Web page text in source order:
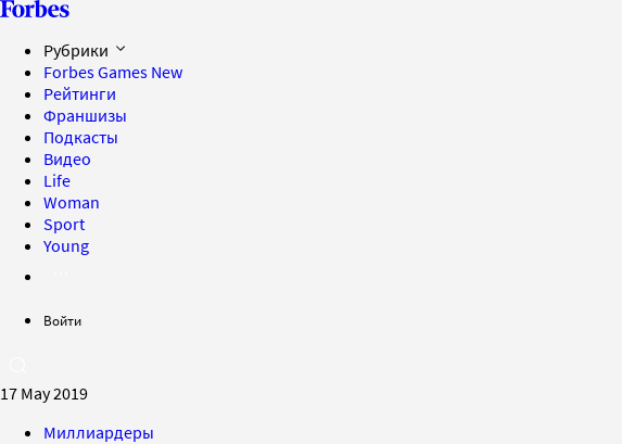
Рубрики
Forbes Games New
Рейтинги
Франшизы
Подкасты
Видео
Life
Woman
Sport
Young
Войти
17 May 2019
Миллиардеры